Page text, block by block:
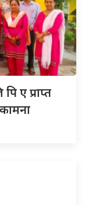
ए प्राप्त